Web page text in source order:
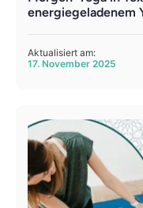
energiegeladenem
Aktualisiert am:
17. November 2025